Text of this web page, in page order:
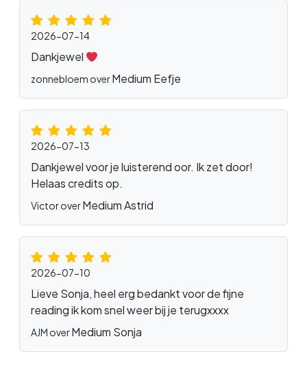
2026-07-14
Dankjewel
zonnebloem overMedium Eefje
2026-07-13
Dankjewel voor je luisterend oor. Ik zet door!
Helaas credits op.
Victor overMedium Astrid
2026-07-10
Lieve Sonja, heel erg bedankt voor de fijne
reading ik kom snel weer bij je terugxxxx
AJM overMedium Sonja